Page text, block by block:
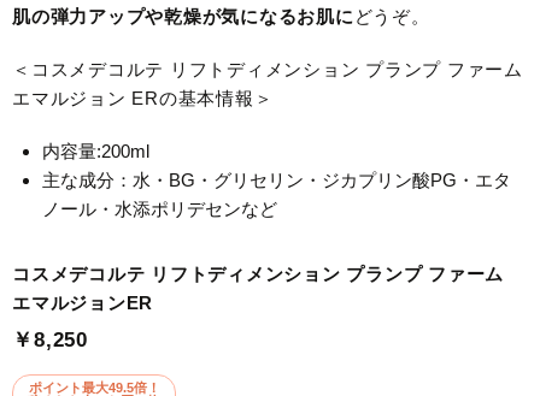
肌の弾力アップや乾燥が気になるお肌にどうぞ。
＜コスメデコルテ リフトディメンション プランプ ファーム
エマルジョン ERの基本情報＞
内容量:200ml
主な成分：水・BG・グリセリン・ジカプリン酸PG・エタ
ノール・水添ポリデセンなど
コスメデコルテ リフトディメンション プランプ ファーム
エマルジョンER
￥8,250
ポイント最大49.5倍！